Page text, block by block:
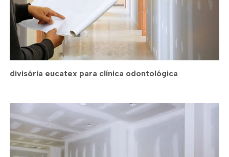
divisória eucatex para clínica odontológica